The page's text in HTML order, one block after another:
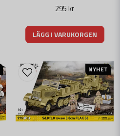
295 kr
LÄGG I VARUKORGEN
NYHET